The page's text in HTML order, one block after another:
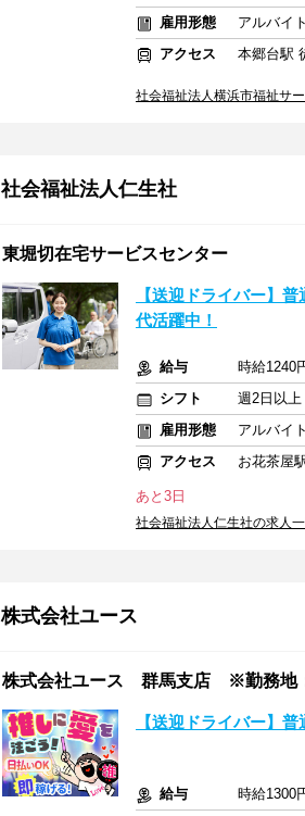
雇用形態
アルバイ
アクセス
本郷台駅
社会福祉法人横浜市福祉サ
社会福祉法人仁生社
東堀切在宅サービスセンター
【送迎ドライバー】
代活躍中！
給与
時給1240
シフト
週2日以
雇用形態
アルバイ
アクセス
お花茶屋
あと3日
社会福祉法人仁生社の求人
株式会社ユース
株式会社ユース 群馬支店 ※勤務地
【送迎ドライバー】
給与
時給1300